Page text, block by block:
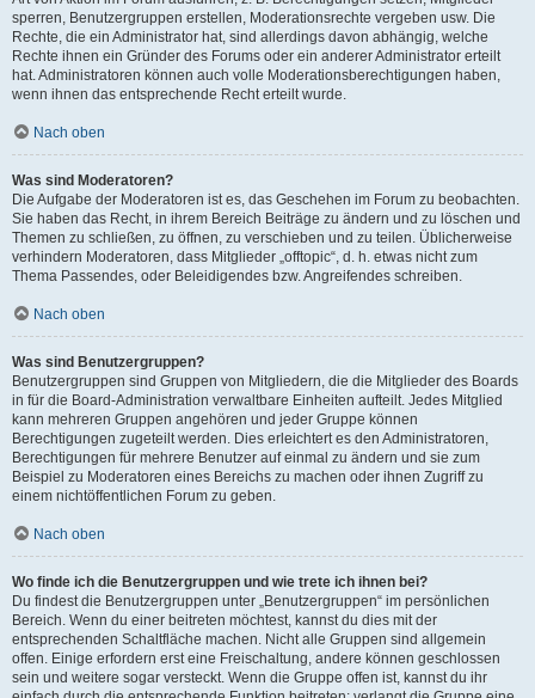
sperren, Benutzergruppen erstellen, Moderationsrechte vergeben usw. Die
Rechte, die ein Administrator hat, sind allerdings davon abhängig, welche
Rechte ihnen ein Gründer des Forums oder ein anderer Administrator erteilt
hat. Administratoren können auch volle Moderationsberechtigungen haben,
wenn ihnen das entsprechende Recht erteilt wurde.
Nach oben
Was sind Moderatoren?
Die Aufgabe der Moderatoren ist es, das Geschehen im Forum zu beobachten.
Sie haben das Recht, in ihrem Bereich Beiträge zu ändern und zu löschen und
Themen zu schließen, zu öffnen, zu verschieben und zu teilen. Üblicherweise
verhindern Moderatoren, dass Mitglieder „offtopic“, d. h. etwas nicht zum
Thema Passendes, oder Beleidigendes bzw. Angreifendes schreiben.
Nach oben
Was sind Benutzergruppen?
Benutzergruppen sind Gruppen von Mitgliedern, die die Mitglieder des Boards
in für die Board-Administration verwaltbare Einheiten aufteilt. Jedes Mitglied
kann mehreren Gruppen angehören und jeder Gruppe können
Berechtigungen zugeteilt werden. Dies erleichtert es den Administratoren,
Berechtigungen für mehrere Benutzer auf einmal zu ändern und sie zum
Beispiel zu Moderatoren eines Bereichs zu machen oder ihnen Zugriff zu
einem nichtöffentlichen Forum zu geben.
Nach oben
Wo finde ich die Benutzergruppen und wie trete ich ihnen bei?
Du findest die Benutzergruppen unter „Benutzergruppen“ im persönlichen
Bereich. Wenn du einer beitreten möchtest, kannst du dies mit der
entsprechenden Schaltfläche machen. Nicht alle Gruppen sind allgemein
offen. Einige erfordern erst eine Freischaltung, andere können geschlossen
sein und weitere sogar versteckt. Wenn die Gruppe offen ist, kannst du ihr